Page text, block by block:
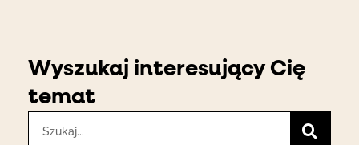
Wyszukaj interesujący Cię
temat